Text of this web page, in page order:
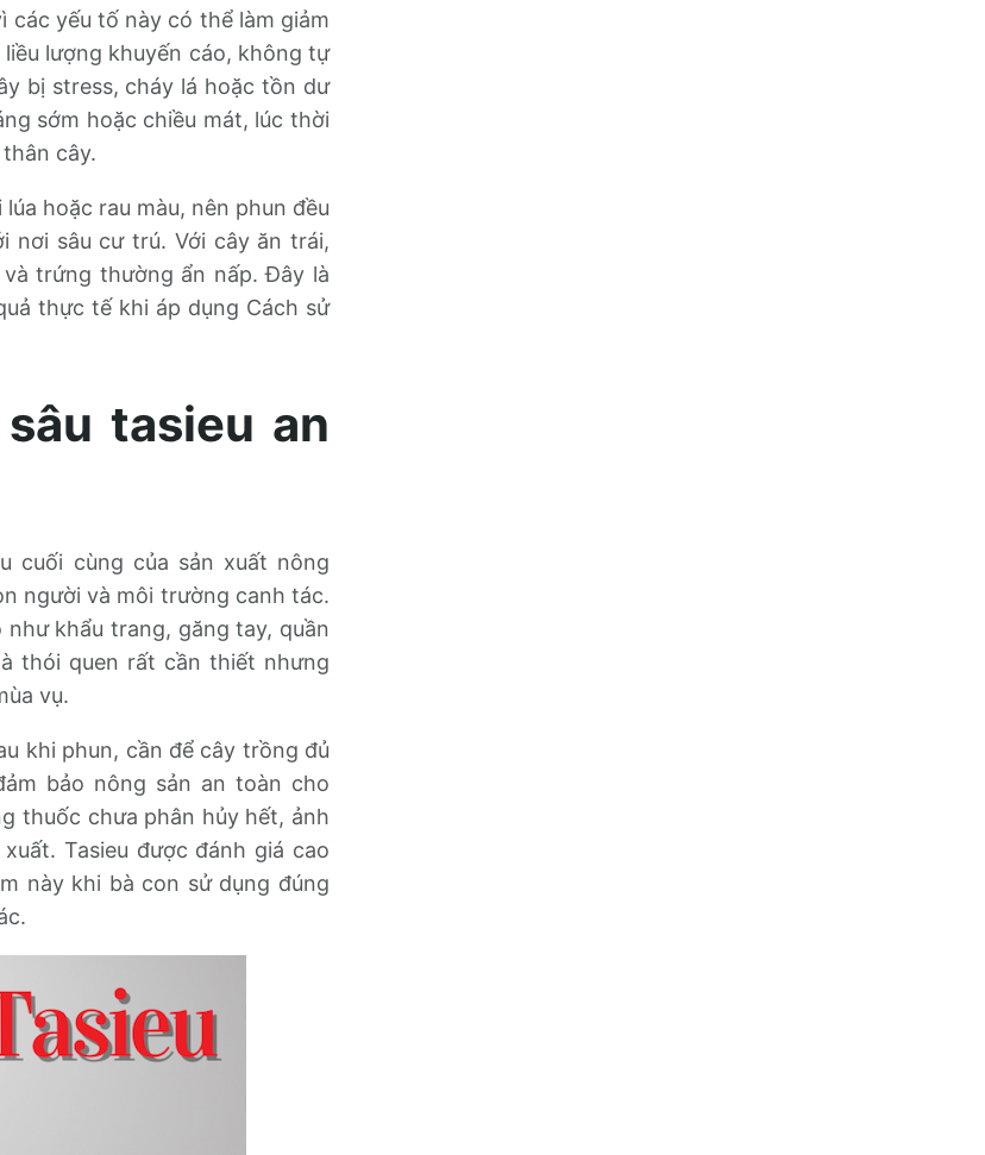
yếu tố này có thể làm giảm
lượng khuyến cáo, không tự
bị stress, cháy lá hoặc tồn dư
sớm hoặc chiều mát, lúc thời
cây.
hoặc rau màu, nên phun đều
nơi sâu cư trú. Với cây ăn trái,
trứng thường ẩn nấp. Đây là
thực tế khi áp dụng Cách sử
tasieu an
cuối cùng của sản xuất nông
người và môi trường canh tác.
khẩu trang, găng tay, quần
thói quen rất cần thiết nhưng
vụ.
khi phun, cần để cây trồng đủ
bảo nông sản an toàn cho
thuốc chưa phân hủy hết, ảnh
Tasieu được đánh giá cao
này khi bà con sử dụng đúng